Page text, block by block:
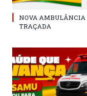
NOVA AMBULÂNCIA
TRAÇADA